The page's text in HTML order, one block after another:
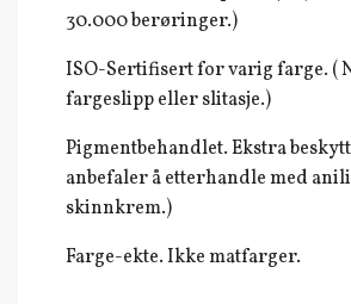
30.000 berøringer.)
ISO-Sertifisert for varig farge. (
fargeslipp eller slitasje.)
Pigmentbehandlet. Ekstra
anbefaler å etterhandle med
skinnkrem.)
Farge-ekte. Ikke matfarger.